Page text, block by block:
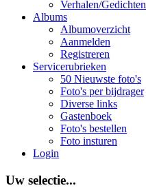
Verhalen/Gedichten
Albums
Albumoverzicht
Aanmelden
Registreren
Servicerubrieken
50 Nieuwste foto's
Foto's per bijdrager
Diverse links
Gastenboek
Foto's bestellen
Foto insturen
Login
Uw selectie...